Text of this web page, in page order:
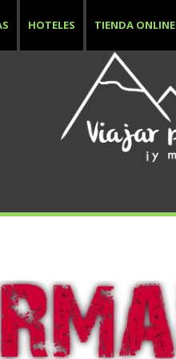
HOTELES TIENDA ONLINE